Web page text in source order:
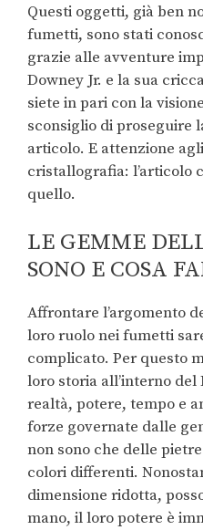
Questi oggetti, già ben
fumetti, sono stati
grazie alle avventure
Downey Jr. e la sua
siete in pari con la
sconsiglio di proseguire
articolo. E attenzione
cristallografia: l’articolo
quello.
LE GEMME
SONO E COSA
Affrontare l’argomento
loro ruolo nei fumetti
complicato. Per questo
loro storia all’interno del
realtà, potere, tempo e
forze governate dalle
non sono che delle
colori differenti.
dimensione ridotta,
mano, il loro potere è